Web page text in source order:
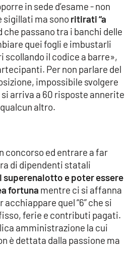
in sede d’esame - non
sigillati ma sonoritirati “a
che passano tra i banchi delle
quei fogli e imbustarli
scollando il codice a barre»,
Per non parlare del
impossibile svolgere
arriva a 60 risposte annerite
altro.
concorso ed entrare a far
di dipendenti statali
superenalotto e poter essere
fortuna mentre ci si affanna
quel “6” che si
ferie e contributi pagati.
amministrazione la cui
è dettata dalla passione ma